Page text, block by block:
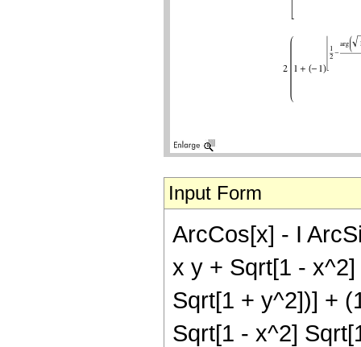
Input Form
ArcCos[x] - I
x y + Sqrt[1 -
Sqrt[1 + y^2])] +
Sqrt[1 - x^2]